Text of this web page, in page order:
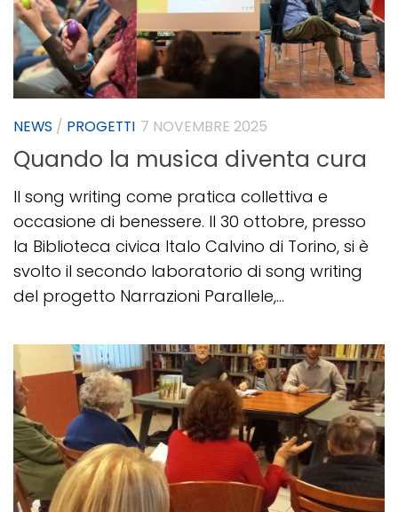
NEWS / PROGETTI 7 NOVEMBRE 2025
Quando la musica diventa cura
Il song writing come pratica collettiva e
occasione di benessere. Il 30 ottobre, presso
la Biblioteca civica Italo Calvino di Torino, si è
svolto il secondo laboratorio di song writing
del progetto Narrazioni Parallele,...